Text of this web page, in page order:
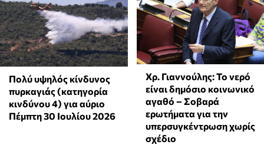
Πολύ υψηλός κίνδυνος
πυρκαγιάς (κατηγορία
κινδύνου 4) για αύριο
Πέμπτη 30 Ιουλίου 2026
Χρ. Γιαννούλης: Το νερό
είναι δημόσιο κοινωνικό
αγαθό – Σοβαρά
ερωτήματα για την
υπερσυγκέντρωση χωρίς
σχέδιο